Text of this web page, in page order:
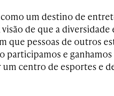
como um destino de
de que a diversidade
que pessoas de outros
participamos e ganhamos
centro de esportes e